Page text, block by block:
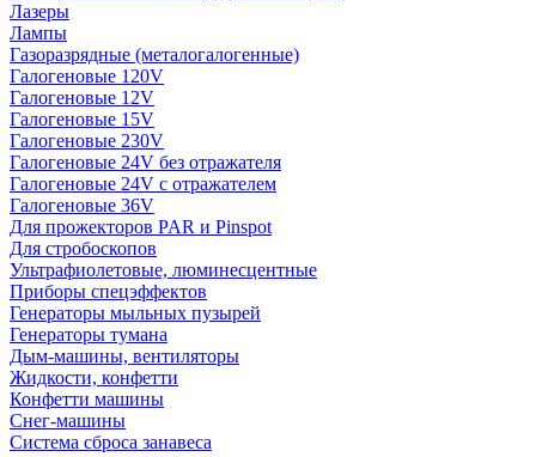
Лазеры
Лампы
Газоразрядные (металогалогенные)
Галогеновые 120V
Галогеновые 12V
Галогеновые 15V
Галогеновые 230V
Галогеновые 24V без отражателя
Галогеновые 24V с отражателем
Галогеновые 36V
Для прожекторов PAR и Pinspot
Для стробоскопов
Ультрафиолетовые, люминесцентные
Приборы спецэффектов
Генераторы мыльных пузырей
Генераторы тумана
Дым-машины, вентиляторы
Жидкости, конфетти
Конфетти машины
Снег-машины
Система сброса занавеса